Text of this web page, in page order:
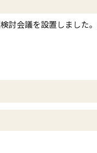
討会議を設置しました